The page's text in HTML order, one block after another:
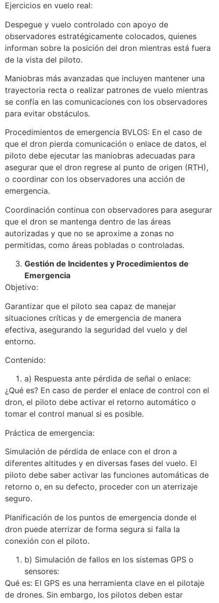
Ejercicios en vuelo real:
Despegue y vuelo controlado con apoyo de
observadores estratégicamente colocados, quienes
informan sobre la posición del dron mientras está fuera
de la vista del piloto.
Maniobras más avanzadas que incluyen mantener una
trayectoria recta o realizar patrones de vuelo mientras
se confía en las comunicaciones con los observadores
para evitar obstáculos.
Procedimientos de emergencia BVLOS: En el caso de
que el dron pierda comunicación o enlace de datos, el
piloto debe ejecutar las maniobras adecuadas para
asegurar que el dron regrese al punto de origen (RTH),
o coordinar con los observadores una acción de
emergencia.
Coordinación continua con observadores para asegurar
que el dron se mantenga dentro de las áreas
autorizadas y que no se aproxime a zonas no
permitidas, como áreas pobladas o controladas.
Gestión de Incidentes y Procedimientos de
Emergencia
Objetivo:
Garantizar que el piloto sea capaz de manejar
situaciones críticas y de emergencia de manera
efectiva, asegurando la seguridad del vuelo y del
entorno.
Contenido:
a) Respuesta ante pérdida de señal o enlace:
¿Qué es? En caso de perder el enlace de control con el
dron, el piloto debe activar el retorno automático o
tomar el control manual si es posible.
Práctica de emergencia:
Simulación de pérdida de enlace con el dron a
diferentes altitudes y en diversas fases del vuelo. El
piloto debe saber activar las funciones automáticas de
retorno o, en su defecto, proceder con un aterrizaje
seguro.
Planificación de los puntos de emergencia donde el
dron puede aterrizar de forma segura si falla la
conexión con el piloto.
b) Simulación de fallos en los sistemas GPS o
sensores:
Qué es: El GPS es una herramienta clave en el pilotaje
de drones. Sin embargo, los pilotos deben estar